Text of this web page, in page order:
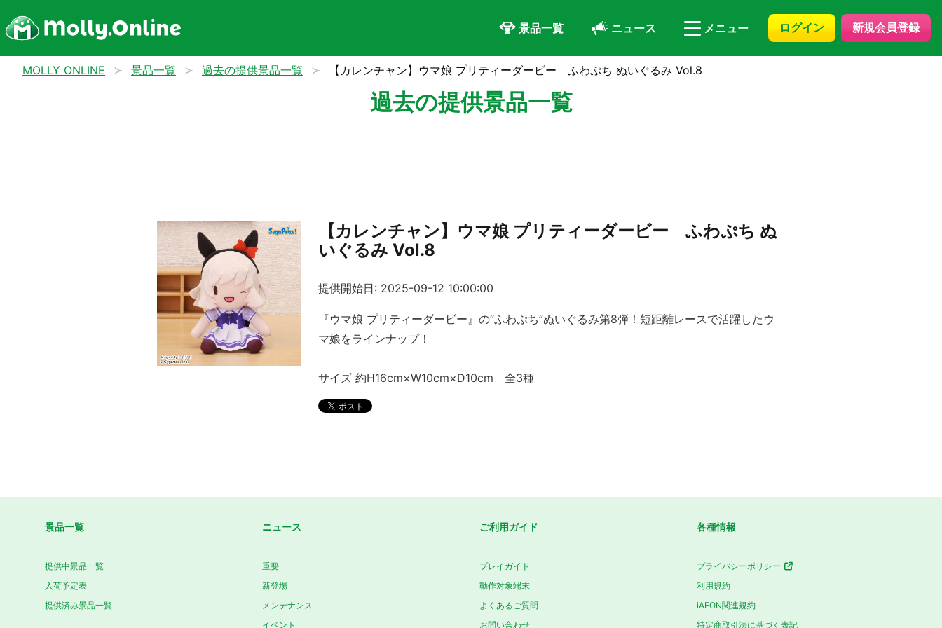
景品一覧 ニュース メニュー ログイン 新規会員登録
MOLLY ONLINE 景品一覧 過去の提供景品一覧 【カレンチャン】ウマ娘 プリティーダービー ふわぷち ぬいぐるみ Vol.8
過去の提供景品一覧
【カレンチャン】ウマ娘 プリティーダービー ふわぷち ぬ
いぐるみ Vol.8
提供開始日: 2025-09-12 10:00:00
『ウマ娘 プリティーダービー』の“ふわぷち”ぬいぐるみ第8弾！短距離レースで活躍したウ
マ娘をラインナップ！
サイズ 約H16cm×W10cm×D10cm 全3種
景品一覧
提供中景品一覧
入荷予定表
提供済み景品一覧
ニュース
重要
新登場
メンテナンス
イベント
ご利用ガイド
プレイガイド
動作対象端末
よくあるご質問
お問い合わせ
各種情報
プライバシーポリシー
利用規約
iAEON関連規約
特定商取引法に基づく表記